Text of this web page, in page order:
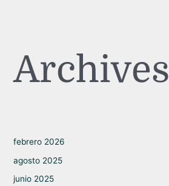
Archives
febrero 2026
agosto 2025
junio 2025